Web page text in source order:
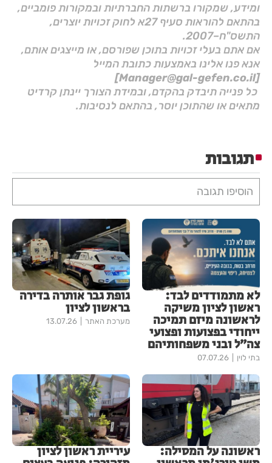
ומידע, שמקורו ברשתות החברתיות ובמקורות פומביים,
בהתאם להוראות סעיף 27א לחוק זכויות יוצרים,
התשס"ח–2007.
אם אתם בעלי זכויות בתוכן שפורסם, או מייצגים אותם,
אנא פנו אלינו באמצעות כתובת המייל
[Manager@gal-gefen.co.il]
כל פנייה תיבדק בהקדם, ובמידת הצורך יינתן קרדיט
מתאים או שהתוכן יוסר, בהתאם לנסיבות.
תגובות
הוסיפו תגובה
לא מתמודדים לבד:
ראשון לציון משיקה
לראשונה מיזם תמיכה
ייחודי בפצועות ופצועי
צה״ל ובני משפחותיהם
בתי לוין 07.07.26
גופת גבר אותרה בדירה
בראשון לציון
מערכת האתר 13.07.26
ראשונה על המסילה: עיריית ראשון לציון